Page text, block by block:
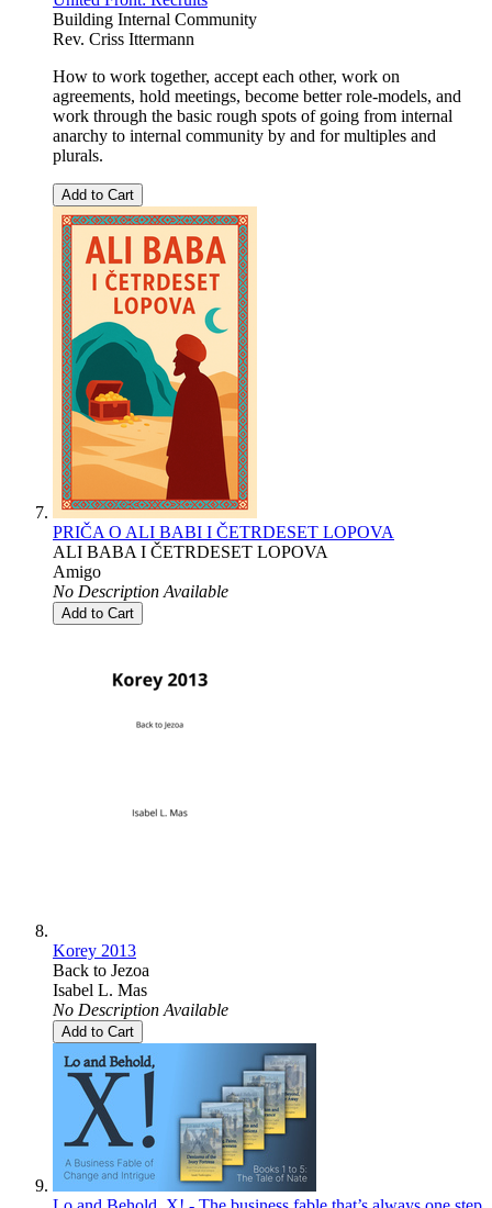
Building Internal Community
Rev. Criss Ittermann
How to work together, accept each other, work on
agreements, hold meetings, become better role-models, and
work through the basic rough spots of going from internal
anarchy to internal community by and for multiples and
plurals.
Add to Cart
PRIČA O ALI BABI I ČETRDESET LOPOVA
ALI BABA I ČETRDESET LOPOVA
Amigo
No Description Available
Add to Cart
Korey 2013
Back to Jezoa
Isabel L. Mas
No Description Available
Add to Cart